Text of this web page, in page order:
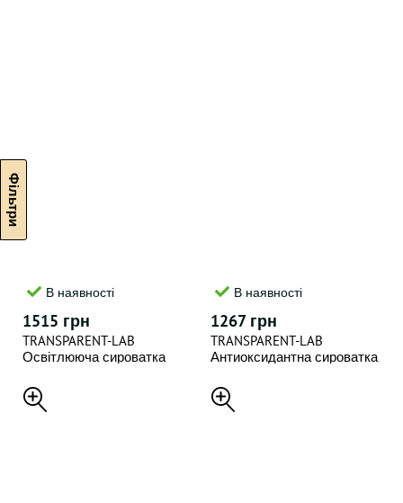
В наявності
1515 грн
TRANSPARENT-LAB
Освітлююча сироватка
REJUVENATION SERUM, 30
мл
В наявності
1267 грн
TRANSPARENT-LAB
Антиоксидантна сироватка
30 мл